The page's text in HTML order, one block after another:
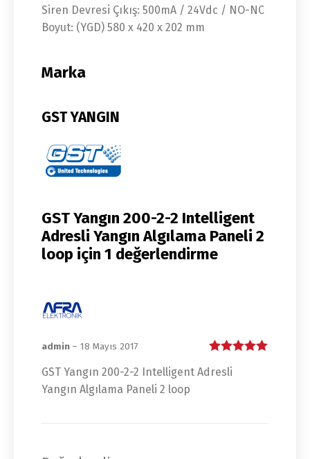
Siren Devresi Çıkış: 500mA / 24Vdc / NO-NC
Boyut: (YGD) 580 x 420 x 202 mm
Marka
GST YANGIN
GST Yangın 200-2-2 Intelligent
Adresli Yangın Algılama Paneli 2
loop için 1 değerlendirme
oy aldı
admin – 18 Mayıs 2017
GST Yangın 200-2-2 Intelligent Adresli
Yangın Algılama Paneli 2 loop